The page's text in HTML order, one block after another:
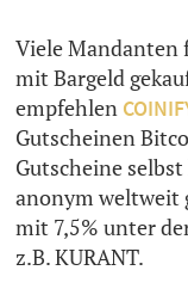
Viele Mandanten
mit Bargeld
empfehlen
Gutscheinen
Gutscheine
anonym weltweit
mit 7,5% unter
z.B. KURANT.